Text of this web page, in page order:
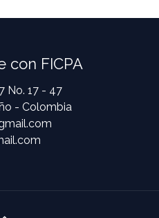
con FICPA
No. 17 - 47
- Colombia